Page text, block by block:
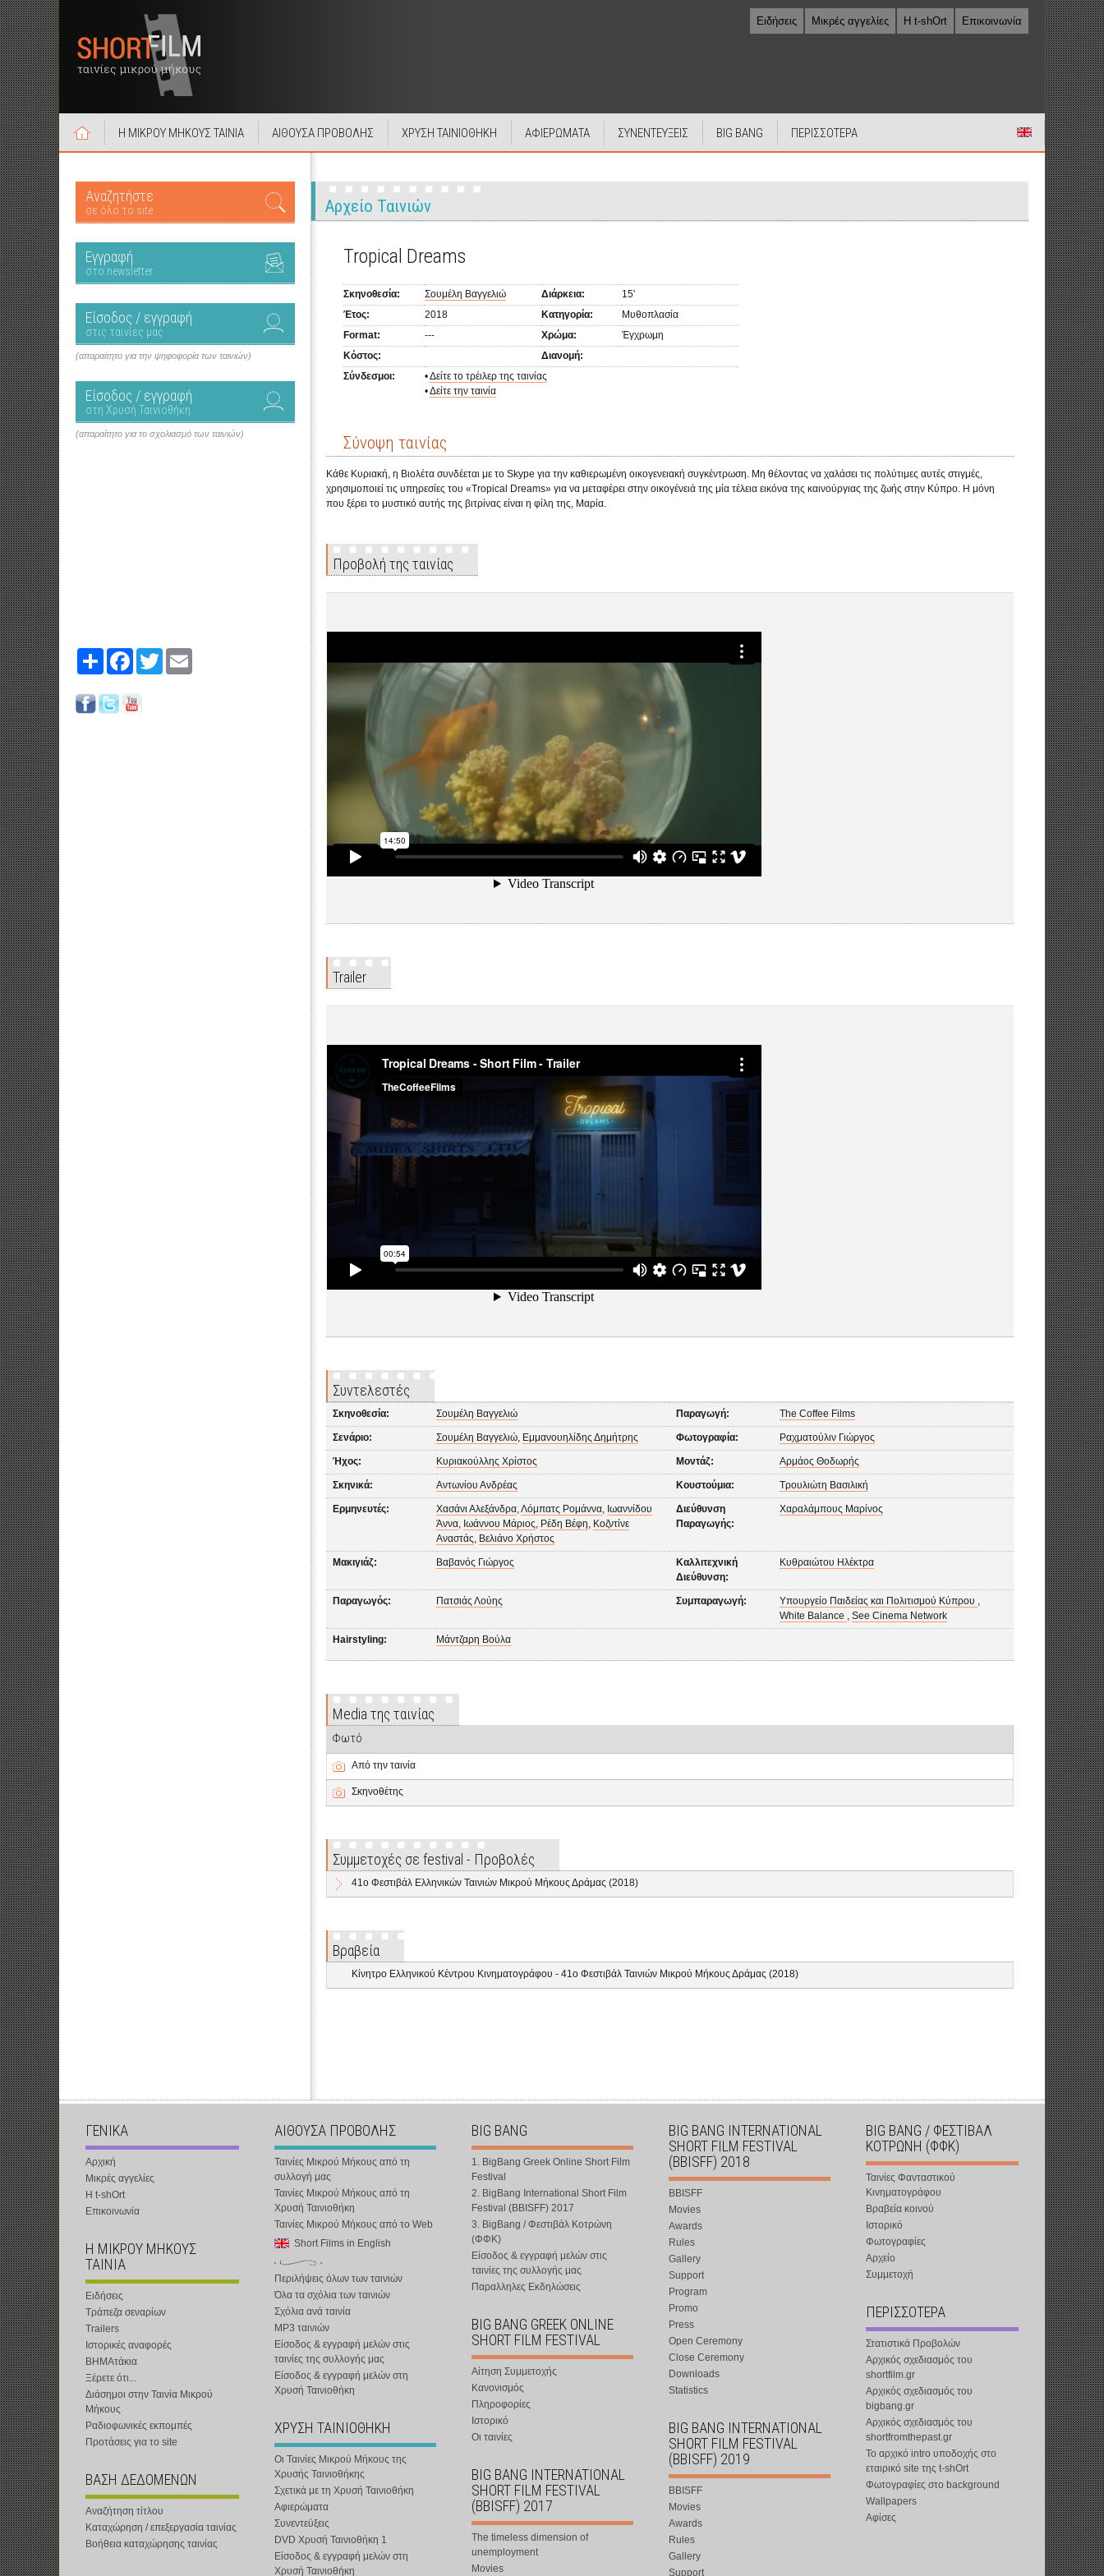
Ειδήσεις Μικρές αγγελίες Η t-shOrt Επικοινωνία
Η ΜΙΚΡΟΥ ΜΗΚΟΥΣ ΤΑΙΝΙΑ ΑΙΘΟΥΣΑ ΠΡΟΒΟΛΗΣ ΧΡΥΣΗ ΤΑΙΝΙΟΘΗΚΗ ΑΦΙΕΡΩΜΑΤΑ ΣΥΝΕΝΤΕΥΞΕΙΣ BIG BANG ΠΕΡΙΣΣΟΤΕΡΑ
Αναζητήστε
σε όλο το site
Εγγραφή
στο newsletter
Είσοδος / εγγραφή
στις ταινίες μας
(απαραίτητο για την ψηφοφορία των ταινιών)
Είσοδος / εγγραφή
στη Χρυσή Ταινιοθήκη
(απαραίτητο για το σχολιασμό των ταινιών)
Share FacebookTwitter
Αρχείο Ταινιών
Tropical Dreams
Σκηνοθεσία: Σουμέλη Βαγγελιώ Διάρκεια:
15'
Έτος:
2018 Κατηγορία:
Μυθοπλασία
Format:
--- Χρώμα:
Έγχρωμη
Κόστος:
Διανομή:
Σύνδεσμοι:
•Δείτε το τρέιλερ της ταινίας
•Δείτε την ταινία
Σύνοψη ταινίας
Κάθε Κυριακή, η Βιολέτα συνδέεται με το Skype για την καθιερωμένη οικογενειακή συγκέντρωση. Μη θέλοντας να χαλάσει τις πολύτιμες αυτές στιγμές,
χρησιμοποιεί τις υπηρεσίες του «Tropical Dreams» για να μεταφέρει στην οικογένειά της μία τέλεια εικόνα της καινούργιας της ζωής στην Κύπρο. Η μόνη
που ξέρει το μυστικό αυτής της βιτρίνας είναι η φίλη της, Μαρία.
Προβολή της ταινίας
Trailer
Συντελεστές
Σκηνοθεσία: Σουμέλη Βαγγελιώ Παραγωγή: The Coffee Films
Σενάριο: Σουμέλη Βαγγελιώ, Εμμανουηλίδης Δημήτρης Φωτογραφία: Ραχματούλιν Γιώργος
Ήχος: Κυριακούλλης Χρίστος Μοντάζ: Αρμάος Θοδωρής
Σκηνικά: Αντωνίου Ανδρέας Κουστούμια: Τρουλιώτη Βασιλική
Ερμηνευτές: Χασάνι Αλεξάνδρα,Λόμπατς Ρομάννα, Ιωαννίδου
Άννα, Ιωάννου Μάριος, Ρέδη Βέφη, Κοζντίνε
Αναστάς, Βελιάνο Χρήστος
Διεύθυνση
Παραγωγής:
Χαραλάμπους Μαρίνος
Μακιγιάζ: Βαβανός Γιώργος
Καλλιτεχνική
Διεύθυνση:
Κυθραιώτου Ηλέκτρα
Παραγωγός: Πατσιάς Λούης Συμπαραγωγή: Υπουργείο Παιδείας και Πολιτισμού Κύπρου ,
White Balance ,See Cinema Network
Hairstyling: Μάντζαρη Βούλα
Media της ταινίας
Φωτό
Από την ταινία
Σκηνοθέτης
Συμμετοχές σε festival - Προβολές
41o Φεστιβάλ Ελληνικών Ταινιών Μικρού Μήκους Δράμας (2018)
Βραβεία
Κίνητρο Ελληνικού Κέντρου Κινηματογράφου - 41ο Φεστιβάλ Ταινιών Μικρού Μήκους Δράμας (2018)
ΓΕΝΙΚΑ
Αρχική
Μικρές αγγελίες
Η t-shOrt
Επικοινωνία
Η ΜΙΚΡΟΥ ΜΗΚΟΥΣ
ΤΑΙΝΙΑ
Ειδήσεις
Τράπεζα σεναρίων
Trailers
Ιστορικές αναφορές
ΒΗΜΑτάκια
Ξέρετε ότι...
Διάσημοι στην Ταινία Μικρού
Μήκους
Ραδιοφωνικές εκπομπές
Προτάσεις για το site
ΒΑΣΗ ΔΕΔΟΜΕΝΩΝ
Αναζήτηση τίτλου
Καταχώρηση / επεξεργασία ταινίας
Βοήθεια καταχώρησης ταινίας
ΑΙΘΟΥΣΑ ΠΡΟΒΟΛΗΣ
Ταινίες Μικρού Μήκους από τη
συλλογή μας
Ταινίες Μικρού Μήκους από τη
Χρυσή Ταινιοθήκη
Ταινίες Μικρού Μήκους από το Web
Short Films in English
Περιλήψεις όλων των ταινιών
Όλα τα σχόλια των ταινιών
Σχόλια ανά ταινία
MP3 ταινιών
Είσοδος & εγγραφή μελών στις
ταινίες της συλλογής μας
Είσοδος & εγγραφή μελών στη
Χρυσή Ταινιοθήκη
ΧΡΥΣΗ ΤΑΙΝΙΟΘΗΚΗ
Οι Ταινίες Μικρού Μήκους της
Χρυσής Ταινιοθήκης
Σχετικά με τη Χρυσή Ταινιοθήκη
Αφιερώματα
Συνεντεύξεις
DVD Χρυσή Ταινιοθήκη 1
Είσοδος & εγγραφή μελών στη
Χρυσή Ταινιοθήκη
BIG BANG
1. BigBang Greek Online Short Film
Festival
2. BigBang International Short Film
Festival (BBISFF) 2017
3. BigBang / Φεστιβάλ Κοτρώνη
(ΦΦΚ)
Είσοδος & εγγραφή μελών στις
ταινίες της συλλογής μας
Παραλληλες Εκδηλώσεις
BIG BANG GREEK ONLINE
SHORT FILM FESTIVAL
Αίτηση Συμμετοχής
Κανονισμός
Πληροφορίες
Ιστορικό
Οι ταινίες
BIG BANG INTERNATIONAL
SHORT FILM FESTIVAL
(BBISFF) 2017
The timeless dimension of
unemployment
Movies
BIG BANG INTERNATIONAL
SHORT FILM FESTIVAL
(BBISFF) 2018
BBISFF
Movies
Awards
Rules
Gallery
Support
Program
Promo
Press
Open Ceremony
Close Ceremony
Downloads
Statistics
BIG BANG INTERNATIONAL
SHORT FILM FESTIVAL
(BBISFF) 2019
BBISFF
Movies
Awards
Rules
Gallery
Support
BIG BANG / ΦΕΣΤΙΒΑΛ
ΚΟΤΡΩΝΗ (ΦΦΚ)
Ταινίες Φανταστικού
Κινηματογράφου
Βραβεία κοινού
Ιστορικό
Φωτογραφίες
Αρχείο
Συμμετοχή
ΠΕΡΙΣΣΟΤΕΡΑ
Στατιστικά Προβολών
Αρχικός σχεδιασμός του
shortfilm.gr
Αρχικός σχεδιασμός του
bigbang.gr
Αρχικός σχεδιασμός του
shortfromthepast.gr
Το αρχικό intro υποδοχής στο
εταιρικό site της t-shOrt
Φωτογραφίες στο background
Wallpapers
Αφίσες